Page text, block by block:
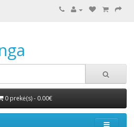
0 prekė(s) - 0.00€